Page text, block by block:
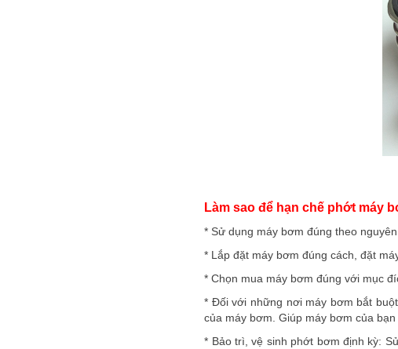
Làm sao để hạn chế phớt máy
* Sử dụng máy bơm đúng theo
* Lắp đặt máy bơm đúng cách, đặt
* Chọn mua máy bơm đúng với mục
* Đối với những nơi máy bơm bắt
của máy bơm. Giúp máy bơm của
* Bảo trì, vệ sinh phớt bơm định kỳ: